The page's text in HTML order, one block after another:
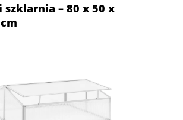
szklarnia – 80 x 50 x